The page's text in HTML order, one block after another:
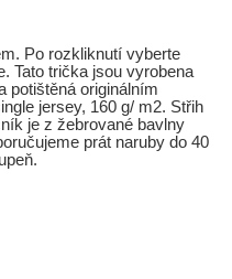
Po rozkliknutí vyberte
Tato trička jsou vyrobena
potištěná originálním
jersey, 160 g/ m2. Střih
je z žebrované bavlny
prát naruby do 40